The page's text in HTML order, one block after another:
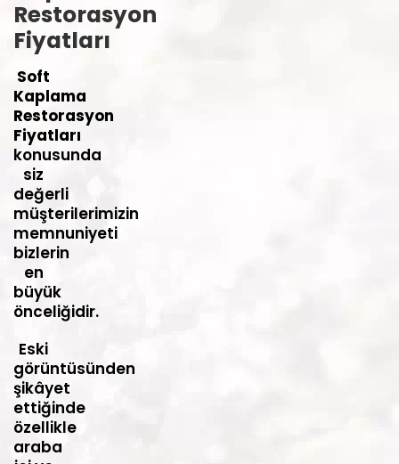
Restorasyon
Fiyatları
Soft
Kaplama
Restorasyon
Fiyatları
konusunda
siz
değerli
müşterilerimizin
memnuniyeti
bizlerin
en
büyük
önceliğidir.
Eski
görüntüsünden
şikâyet
ettiğinde
özellikle
araba